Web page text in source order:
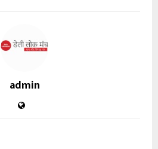
admin